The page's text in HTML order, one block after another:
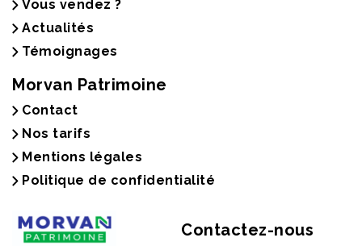
Vous vendez ?
Actualités
Témoignages
Morvan Patrimoine
Contact
Nos tarifs
Mentions légales
Politique de confidentialité
Contactez-nous